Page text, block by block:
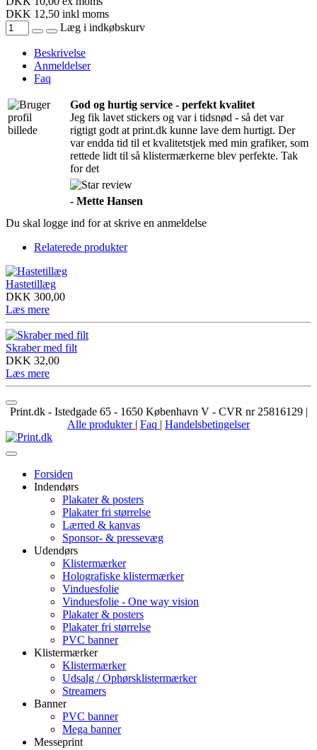
DKK 12,50 inkl moms
Læg i indkøbskurv
Beskrivelse
Anmeldelser
Faq
God og hurtig service - perfekt kvalitet
Jeg fik lavet stickers og var i tidsnød - så det var
rigtigt godt at print.dk kunne lave dem hurtigt. Der
var endda tid til et kvalitetstjek med min grafiker, som
rettede lidt til så klistermærkerne blev perfekte. Tak
for det
- Mette Hansen
Du skal logge ind for at skrive en anmeldelse
Relaterede produkter
Hastetillæg
DKK 300,00
Læs mere
Skraber med filt
DKK 32,00
Læs mere
Print.dk- Istedgade 65- 1650 København V- CVR nr25816129
Alle produkter Faq Handelsbetingelser
Forsiden
Indendørs
Plakater & posters
Plakater fri størrelse
Lærred & kanvas
Sponsor- & pressevæg
Udendørs
Klistermærker
Holografiske klistermærker
Vinduesfolie
Vinduesfolie - One way vision
Plakater & posters
Plakater fri størrelse
PVC banner
Klistermærker
Klistermærker
Udsalg / Ophørsklistermærker
Streamers
Banner
PVC banner
Mega banner
Messeprint